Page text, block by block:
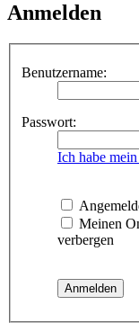
Anmelden
Benutzername:
Passwort:
Ich habe
Meinen
verbergen